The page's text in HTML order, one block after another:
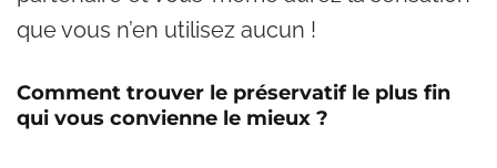
que vous n’en utilisez aucun !
Comment trouver le préservatif le plus fin
qui vous convienne le mieux ?